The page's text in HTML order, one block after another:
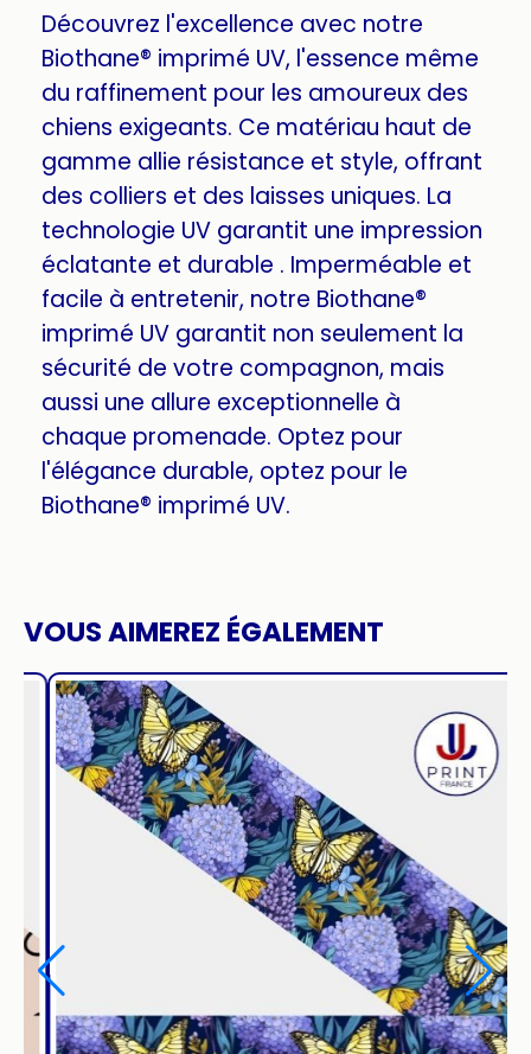
Découvrez l'excellence avec notre
Biothane® imprimé UV, l'essence même
du raffinement pour les amoureux des
chiens exigeants. Ce matériau haut de
gamme allie résistance et style, offrant
des colliers et des laisses uniques. La
technologie UV garantit une impression
éclatante et durable . Imperméable et
facile à entretenir, notre Biothane®
imprimé UV garantit non seulement la
sécurité de votre compagnon, mais
aussi une allure exceptionnelle à
chaque promenade. Optez pour
l'élégance durable, optez pour le
Biothane® imprimé UV.
VOUS AIMEREZ ÉGALEMENT